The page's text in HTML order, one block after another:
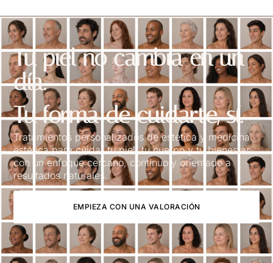
Tu piel no cambia en un
día.
Tu forma de cuidarte, sí.
Tratamientos personalizados de estética y medicina
estética para cuidar tu piel, tu cuerpo y tu bienestar
con un enfoque cercano, continuo y orientado a
resultados naturales.
EMPIEZA CON UNA VALORACIÓN